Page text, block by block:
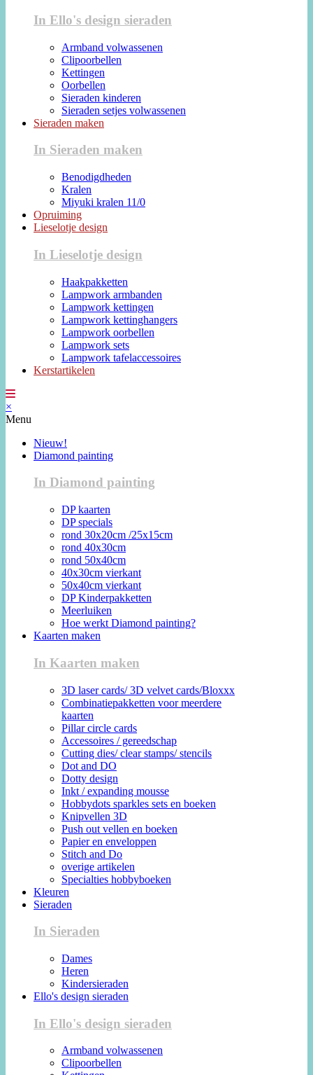
In Ello's design sieraden
Armband volwassenen
Clipoorbellen
Kettingen
Oorbellen
Sieraden kinderen
Sieraden setjes volwassenen
Sieraden maken
In Sieraden maken
Benodigdheden
Kralen
Miyuki kralen 11/0
Opruiming
Lieselotje design
In Lieselotje design
Haakpakketten
Lampwork armbanden
Lampwork kettingen
Lampwork kettinghangers
Lampwork oorbellen
Lampwork sets
Lampwork tafelaccessoires
Kerstartikelen
×
Menu
Nieuw!
Diamond painting
In Diamond painting
DP kaarten
DP specials
rond 30x20cm /25x15cm
rond 40x30cm
rond 50x40cm
40x30cm vierkant
50x40cm vierkant
DP Kinderpakketten
Meerluiken
Hoe werkt Diamond painting?
Kaarten maken
In Kaarten maken
3D laser cards/ 3D velvet cards/Bloxxx
Combinatiepakketten voor meerdere
kaarten
Pillar circle cards
Accessoires / gereedschap
Cutting dies/ clear stamps/ stencils
Dot and DO
Dotty design
Inkt / expanding mousse
Hobbydots sparkles sets en boeken
Knipvellen 3D
Push out vellen en boeken
Papier en enveloppen
Stitch and Do
overige artikelen
Specialties hobbyboeken
Kleuren
Sieraden
In Sieraden
Dames
Heren
Kindersieraden
Ello's design sieraden
In Ello's design sieraden
Armband volwassenen
Clipoorbellen